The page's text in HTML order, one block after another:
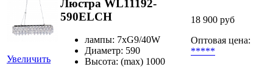
Увеличить
Люстра WL11192-
590ELCH
лампы: 7хG9/40W
Диаметр: 590
Высота: (max) 1000
18 900 руб
Оптовая цена:
*****